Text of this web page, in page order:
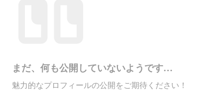
まだ、何も公開していないようです…
魅力的なプロフィールの公開をご期待ください！